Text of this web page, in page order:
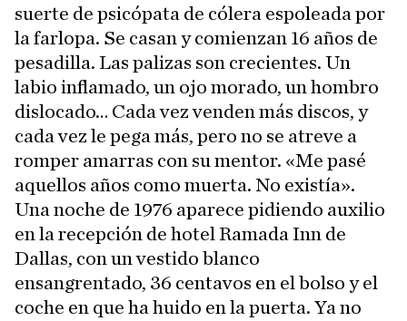
suerte de psicópata de cólera espoleada por
la farlopa. Se casan y comienzan 16 años de
pesadilla. Las palizas son crecientes. Un
labio inflamado, un ojo morado, un hombro
dislocado… Cada vez venden más discos, y
cada vez le pega más, pero no se atreve a
romper amarras con su mentor. «Me pasé
aquellos años como muerta. No existía».
Una noche de 1976 aparece pidiendo auxilio
en la recepción de hotel Ramada Inn de
Dallas, con un vestido blanco
ensangrentado, 36 centavos en el bolso y el
coche en que ha huido en la puerta. Ya no